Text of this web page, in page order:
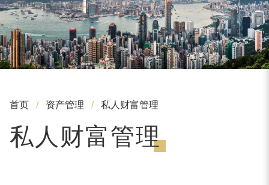
首页 资产管理 私人财富管理
私人财富管理